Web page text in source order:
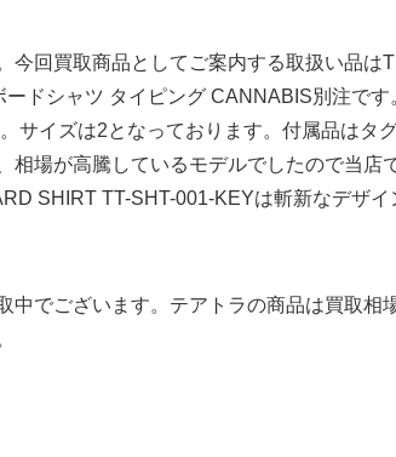
今回買取商品としてご案内する取扱い品は
ドシャツ タイピング CANNABIS別注です
サイズは2となっております。付属品はタ
相場が高騰しているモデルでしたので当店
SHIRT TT-SHT-001-KEYは斬新なデザ
中でございます。テアトラの商品は買取相